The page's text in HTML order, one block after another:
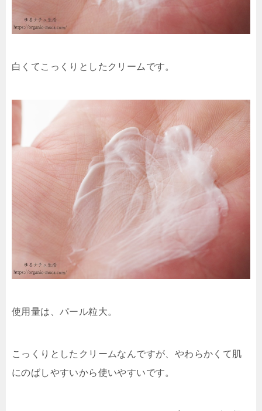
白くてこっくりとしたクリームです。
使用量は、パール粒大。
こっくりとしたクリームなんですが、やわらかくて肌
にのばしやすいから使いやすいです。